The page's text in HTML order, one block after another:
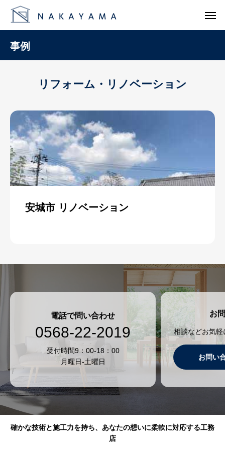
事例
リフォーム・リノベーション
安城市 リノベーション
電話で問い合わせ
0568-22-2019
受付時間9：00-18：00
月曜日-土曜日
お
相談などお気
お問い
確かな技術と施工力を持ち、あなたの想いに柔軟に対応する工務
店